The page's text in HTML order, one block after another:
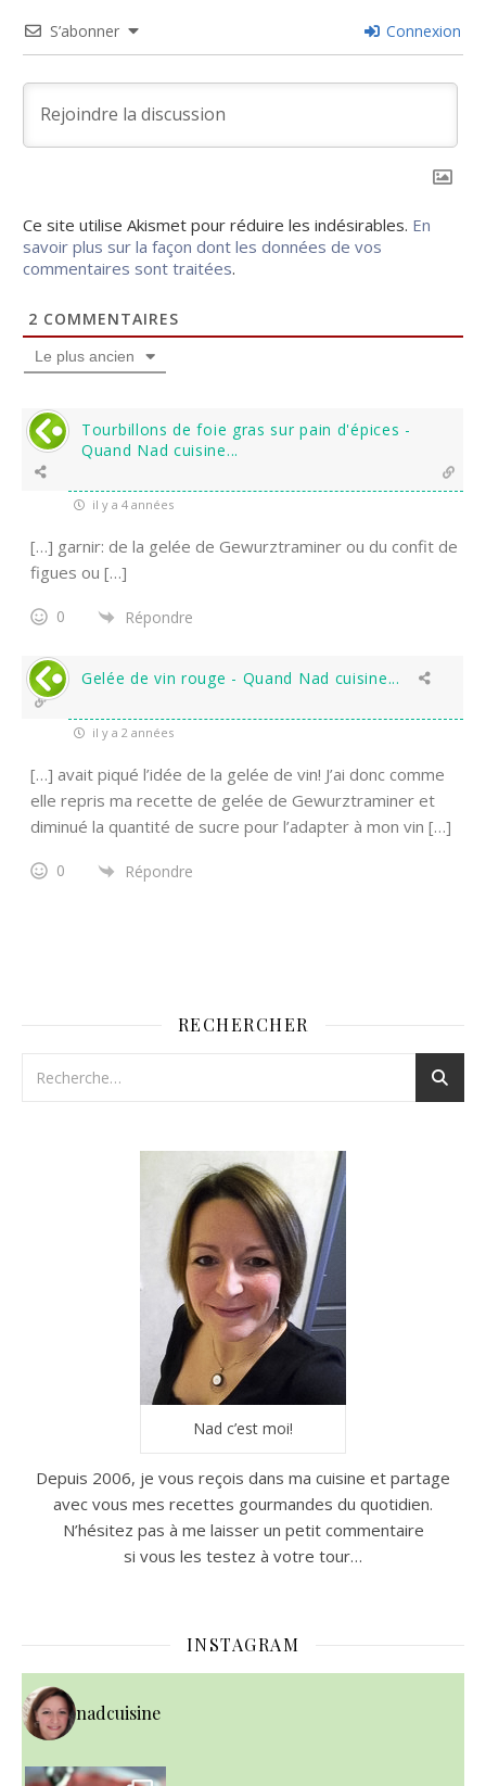
S’abonner Connexion
Ce site utilise Akismet pour réduire les indésirables. En
savoir plus sur la façon dont les données de vos
commentaires sont traitées.
2 COMMENTAIRES
Le plus ancien
Tourbillons de foie gras sur pain d'épices -
Quand Nad cuisine...
il y a 4 années
[…] garnir: de la gelée de Gewurztraminer ou du confit de
figues ou […]
0 Répondre
Gelée de vin rouge - Quand Nad cuisine...
il y a 2 années
[…] avait piqué l’idée de la gelée de vin! J’ai donc comme
elle repris ma recette de gelée de Gewurztraminer et
diminué la quantité de sucre pour l’adapter à mon vin […]
0 Répondre
RECHERCHER
Nad c’est moi!
Depuis 2006, je vous reçois dans ma cuisine et partage
avec vous mes recettes gourmandes du quotidien.
N’hésitez pas à me laisser un petit commentaire
si vous les testez à votre tour…
INSTAGRAM
nadcuisine